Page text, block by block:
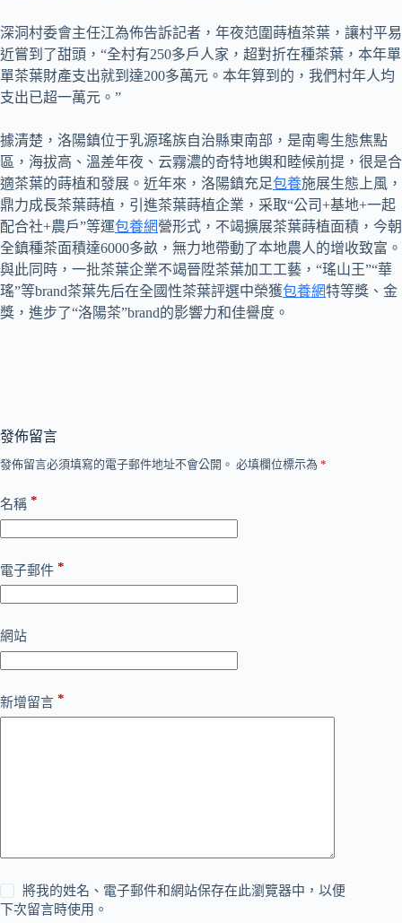
深洞村委會主任江為佈告訴記者，年夜范圍蒔植茶葉，讓村平易
近嘗到了甜頭，“全村有250多戶人家，超對折在種茶葉，本年單
單茶葉財產支出就到達200多萬元。本年算到的，我們村年人均
支出已超一萬元。”
據清楚，洛陽鎮位于乳源瑤族自治縣東南部，是南粵生態焦點
區，海拔高、溫差年夜、云霧濃的奇特地輿和睦候前提，很是合
適茶葉的蒔植和發展。近年來，洛陽鎮充足包養施展生態上風，
鼎力成長茶葉蒔植，引進茶葉蒔植企業，采取“公司+基地+一起
配合社+農戶”等運包養網營形式，不竭擴展茶葉蒔植面積，今朝
全鎮種茶面積達6000多畝，無力地帶動了本地農人的增收致富。
與此同時，一批茶葉企業不竭晉陞茶葉加工工藝，“瑤山王”“華
瑤”等brand茶葉先后在全國性茶葉評選中榮獲包養網特等獎、金
獎，進步了“洛陽茶”brand的影響力和佳譽度。
發佈留言
發佈留言必須填寫的電子郵件地址不會公開。 必填欄位標示為 *
名稱 *
電子郵件 *
網站
新增留言 *
將我的姓名、電子郵件和網站保存在此瀏覽器中，以便
下次留言時使用。